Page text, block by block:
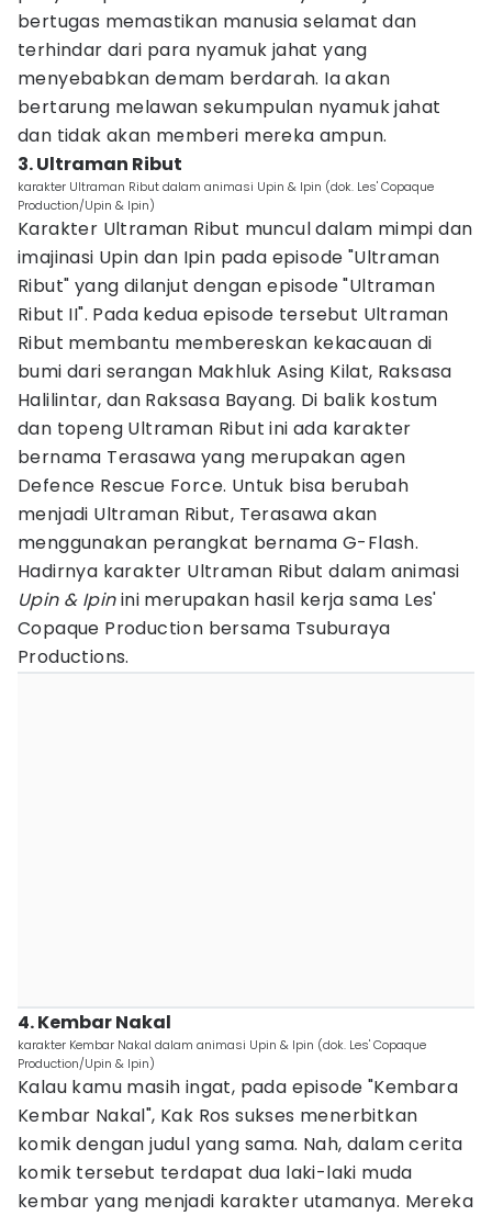
bertugas memastikan manusia selamat dan
terhindar dari para nyamuk jahat yang
menyebabkan demam berdarah. Ia akan
bertarung melawan sekumpulan nyamuk jahat
dan tidak akan memberi mereka ampun.
3. Ultraman Ribut
karakter Ultraman Ribut dalam animasi Upin & Ipin (dok. Les' Copaque
Production/Upin & Ipin)
Karakter Ultraman Ribut muncul dalam mimpi dan
imajinasi Upin dan Ipin pada episode "Ultraman
Ribut" yang dilanjut dengan episode "Ultraman
Ribut II". Pada kedua episode tersebut Ultraman
Ribut membantu membereskan kekacauan di
bumi dari serangan Makhluk Asing Kilat, Raksasa
Halilintar, dan Raksasa Bayang. Di balik kostum
dan topeng Ultraman Ribut ini ada karakter
bernama Terasawa yang merupakan agen
Defence Rescue Force. Untuk bisa berubah
menjadi Ultraman Ribut, Terasawa akan
menggunakan perangkat bernama G-Flash.
Hadirnya karakter Ultraman Ribut dalam animasi
Upin & Ipinini merupakan hasil kerja sama Les'
Copaque Production bersama Tsuburaya
Productions.
4. Kembar Nakal
karakter Kembar Nakal dalam animasi Upin & Ipin (dok. Les' Copaque
Production/Upin & Ipin)
Kalau kamu masih ingat, pada episode "Kembara
Kembar Nakal", Kak Ros sukses menerbitkan
komik dengan judul yang sama. Nah, dalam cerita
komik tersebut terdapat dua laki-laki muda
kembar yang menjadi karakter utamanya. Mereka